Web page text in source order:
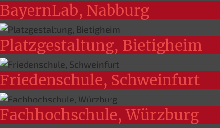
BayernLab, Nabburg
Platzgestaltung, Bietigheim
Friedenschule, Schweinfurt
Fachhochschule, Würzburg